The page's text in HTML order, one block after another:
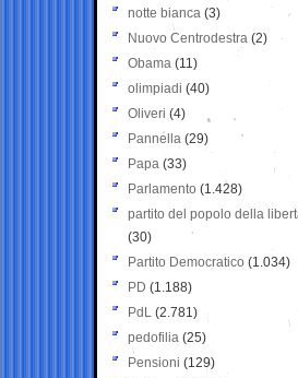
notte bianca (3)
Nuovo Centrodestra (2)
Obama (11)
olimpiadi (40)
Oliveri (4)
Pannella (29)
Papa (33)
Parlamento (1.428)
partito del popolo della
(30)
Partito Democratico (1.034)
PD (1.188)
PdL (2.781)
pedofilia (25)
Pensioni (129)